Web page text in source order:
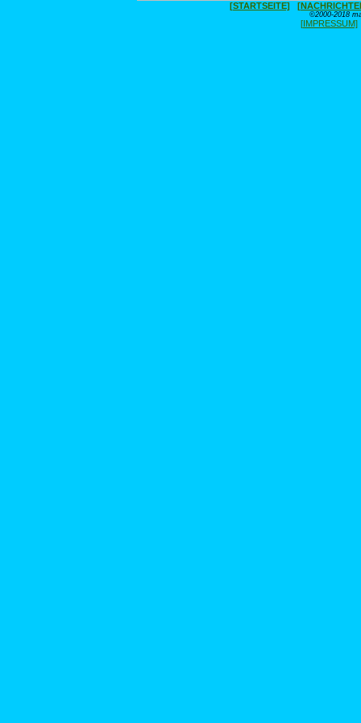
[STARTSEITE]
©2000-2018
[IMPRESSUM]